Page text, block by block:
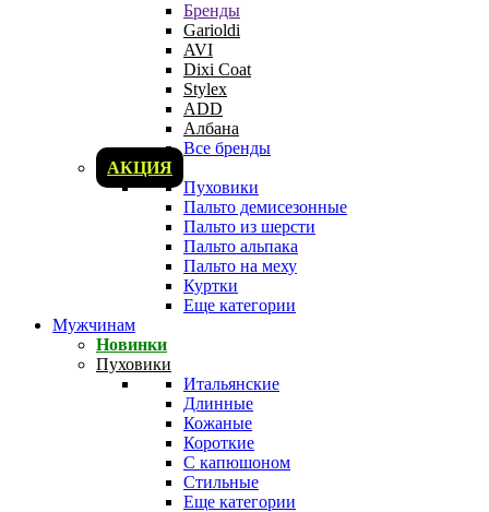
Бренды
Garioldi
AVI
Dixi Coat
Stylex
ADD
Албана
Все бренды
АКЦИЯ
Пуховики
Пальто демисезонные
Пальто из шерсти
Пальто альпака
Пальто на меху
Куртки
Еще категории
Мужчинам
Новинки
Пуховики
Итальянские
Длинные
Кожаные
Короткие
С капюшоном
Стильные
Еще категории